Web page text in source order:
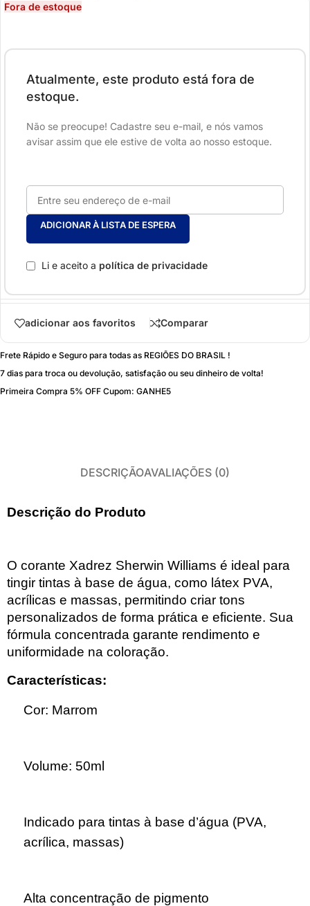
Fora de estoque
Atualmente, este produto está fora de
estoque.
Não se preocupe! Cadastre seu e-mail, e nós vamos
avisar assim que ele estive de volta ao nosso estoque.
ADICIONAR À LISTA DE ESPERA
Li e aceito a política de privacidade
adicionar aos favoritos Comparar
Frete Rápido e Seguro para todas as REGIÕES DO BRASIL !
7 dias para troca ou devolução, satisfação ou seu dinheiro de volta!
Primeira Compra 5% OFF Cupom: GANHE5
DESCRIÇÃOAVALIAÇÕES (0)
Descrição do Produto
O corante Xadrez Sherwin Williams é ideal para
tingir tintas à base de água, como látex PVA,
acrílicas e massas, permitindo criar tons
personalizados de forma prática e eficiente. Sua
fórmula concentrada garante rendimento e
uniformidade na coloração.
Características:
Cor: Marrom
Volume: 50ml
Indicado para tintas à base d’água (PVA,
acrílica, massas)
Alta concentração de pigmento